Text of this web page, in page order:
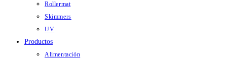
Rollermat
Skimmers
UV
Productos
Alimentación